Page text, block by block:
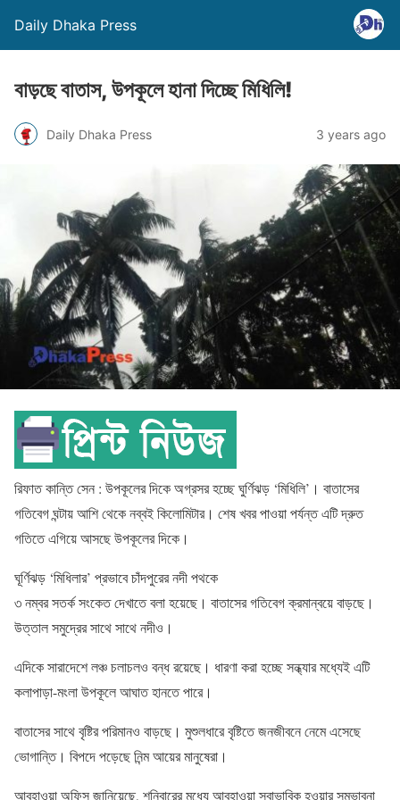
Daily Dhaka Press
বাড়ছে বাতাস, উপকূলে হানা দিচ্ছে মিধিলি!
Daily Dhaka Press 3 years ago
রিফাত কান্তি সেন : উপকূলের দিকে অগ্রসর হচ্ছে ঘুর্ণিঝড় ‘মিধিলি’। বাতাসের
গতিবেগ ঘন্টায় আশি থেকে নব্বই কিলোমিটার। শেষ খবর পাওয়া পর্যন্ত এটি দ্রুত
গতিতে এগিয়ে আসছে উপকূলের দিকে।
ঘূর্ণিঝড় ‘মিধিলার’ প্রভাবে চাঁদপুরের নদী পথকে
৩ নম্বর সতর্ক সংকেত দেখাতে বলা হয়েছে। বাতাসের গতিবেগ ক্রমান্বয়ে বাড়ছে।
উত্তাল সমুদ্রের সাথে সাথে নদীও।
এদিকে সারাদেশে লঞ্চ চলাচলও বন্ধ রয়েছে। ধারণা করা হচ্ছে সন্ধ্যার মধ্যেই এটি
কলাপাড়া-মংলা উপকূলে আঘাত হানতে পারে।
বাতাসের সাথে বৃষ্টির পরিমানও বাড়ছে। মুশুলধারে বৃষ্টিতে জনজীবনে নেমে এসেছে
ভোগান্তি। বিপদে পড়েছে নিন্ম আয়ের মানুষেরা।
আবহাওয়া অফিস জানিয়েছে, শনিবারের মধ্যে আবহাওয়া স্বাভাবিক হওয়ার সম্ভাবনা